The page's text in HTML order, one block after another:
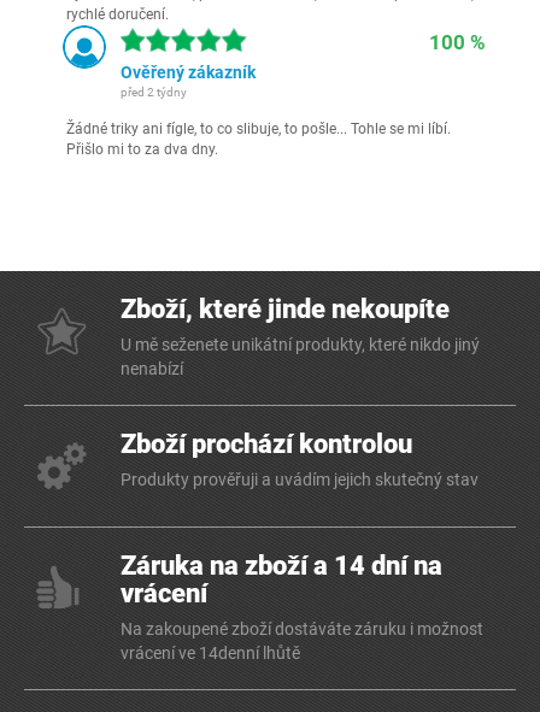
rychlé doručení.
100 %
Ověřený zákazník
před 2 týdny
Žádné triky ani fígle, to co slibuje, to pošle... Tohle se mi líbí.
Přišlo mi to za dva dny.
Zboží, které jinde nekoupíte
U mě seženete unikátní produkty, které nikdo jiný
nenabízí
Zboží prochází kontrolou
Produkty prověřuji a uvádím jejich skutečný stav
Záruka na zboží a 14 dní na
vrácení
Na zakoupené zboží dostáváte záruku i možnost
vrácení ve 14denní lhůtě